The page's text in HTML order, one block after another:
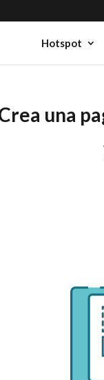
Hotspot
una